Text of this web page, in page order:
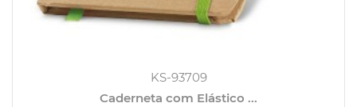
KS-93709
Caderneta com Elástico ...